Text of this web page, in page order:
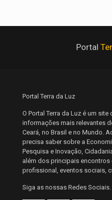
Portal
Portal Terra da Luz
O Portal Terra da Luz é um
informações mais relevantes
Ceará, no Brasil e no Mundo.
precisa saber sobre a
Pesquisa e Inovação,
além dos principais
profissional, eventos sociais,
Siga as nossas Redes Sociais.